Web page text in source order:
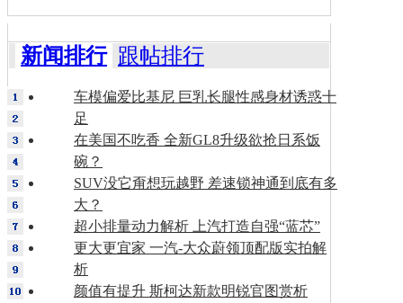
新闻排行 跟帖排行
车模偏爱比基尼 巨乳长腿性感身材诱惑十
足
在美国不吃香 全新GL8升级欲抢日系饭
碗？
SUV没它甭想玩越野 差速锁神通到底有多
大？
超小排量动力解析 上汽打造自强“蓝芯”
更大更宜家 一汽-大众蔚领顶配版实拍解
析
颜值有提升 斯柯达新款明锐官图赏析